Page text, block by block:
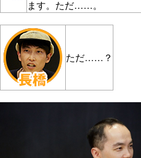
ます。ただ……。
ただ……？